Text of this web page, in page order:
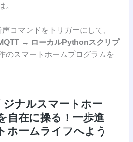
。
声コマンドをトリガーにして、
→ ローカルPythonスクリプ
のスマートホームプログラムを